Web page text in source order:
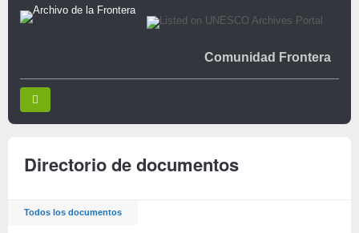
Comunidad Frontera
Directorio de documentos
Todos los documentos